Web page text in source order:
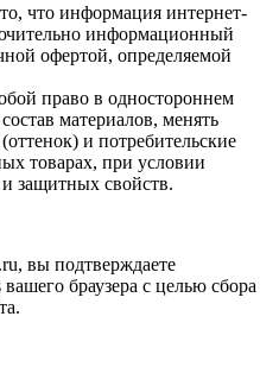
что информация интернет-
информационный
офертой, определяемой
право в одностороннем
материалов, менять
и потребительские
товарах, при условии
защитных свойств.
вы подтверждаете
браузера с целью сбора